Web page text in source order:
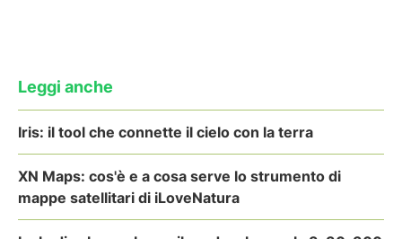
Leggi anche
Iris: il tool che connette il cielo con la terra
XN Maps: cos'è e a cosa serve lo strumento di
mappe satellitari di iLoveNatura